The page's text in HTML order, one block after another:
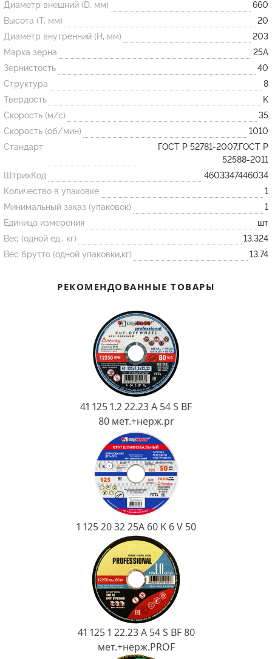
Огнеупорные
изделия
Скачать каталог
Тигель
Муфель
Черпак
Шербер
Трубка
Стержень
Пробка
Подставка
Лодочка
Контакт
Огнеупорная SiC смесь
Диаметр внешний (D, мм)
660
Высота (T, мм)
20
Диаметр внутренний (H, мм)
203
Марка зерна
25А
Зернистость
40
Структура
8
Твердость
K
Скорость (м/с)
35
Скорость (об/мин)
1010
Стандарт
ГОСТ Р 52781-2007,ГОСТ Р
52588-2011
ШтрихКод
4603347446034
Количество в упаковке
1
Минимальный заказ (упаковок)
1
Единица измерения
шт
Вес (одной ед., кг)
13.324
Вес брутто (одной упаковки,кг)
13.74
РЕКОМЕНДОВАННЫЕ ТОВАРЫ
41 125 1.2 22.23 A 54 S BF
80 мет.+нерж.pr
1 125 20 32 25А 60 K 6 V 50
41 125 1 22.23 A 54 S BF 80
мет.+нерж.PROF